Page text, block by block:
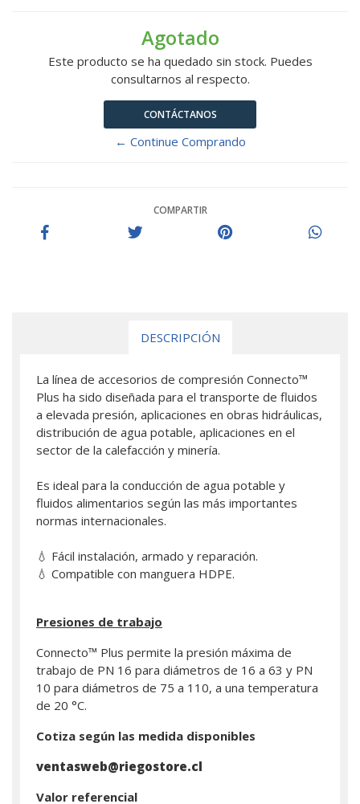
Agotado
Este producto se ha quedado sin stock. Puedes
consultarnos al respecto.
CONTÁCTANOS
← Continue Comprando
COMPARTIR
DESCRIPCIÓN
La línea de accesorios de compresión Connecto™
Plus ha sido diseñada para el transporte de fluidos
a elevada presión, aplicaciones en obras hidráulicas,
distribución de agua potable, aplicaciones en el
sector de la calefacción y minería.
Es ideal para la conducción de agua potable y
fluidos alimentarios según las más importantes
normas internacionales.
💧 Fácil instalación, armado y reparación.
💧 Compatible con manguera HDPE.
Presiones de trabajo
Connecto™ Plus permite la presión máxima de
trabajo de PN 16 para diámetros de 16 a 63 y PN
10 para diámetros de 75 a 110, a una temperatura
de 20 °C.
Cotiza según las medida disponibles
ventasweb@riegostore.cl
Valor referencial